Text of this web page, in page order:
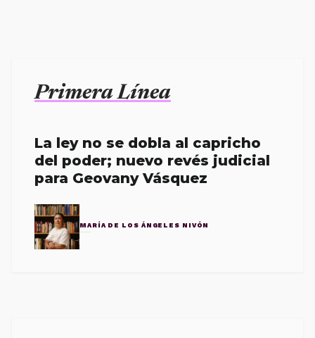
Primera Línea
La ley no se dobla al capricho
del poder; nuevo revés judicial
para Geovany Vásquez
MARÍA DE LOS ÁNGELES NIVÓN